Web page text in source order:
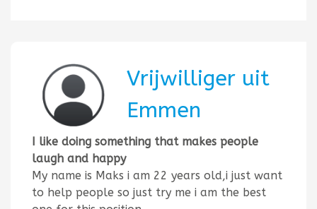
Vrijwilliger uit
Emmen
I like doing something that makes people
laugh and happy
My name is Maks i am 22 years old,i just want
to help people so just try me i am the best